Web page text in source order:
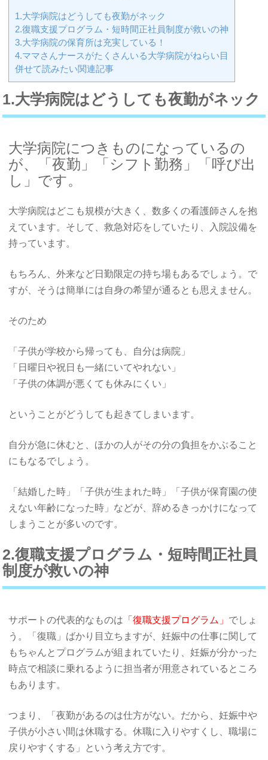
1.大学病院はどうしても夜勤がネック
2.復職支援プログラム・短時間正社員制度が救いの神
3.大学病院の保育所は充実している！
4.ママさんナースがたくさんいる大学病院がねらい目
併せて読みたい関連記事
1.大学病院はどうしても夜勤がネック
大学病院につきものになっているの
が、「夜勤」「シフト勤務」「呼び出
し」です。
大学病院はどこも規模が大きく、数多くの看護師さんを抱
えています。そして、救急対応をしていたり、入院設備を
持っています。
もちろん、外来など日勤限定の持ち場もあるでしょう。で
すが、そうは簡単には自身の希望が通るとも思えません。
そのため
「子供が学校から帰っても、自分は病院」
「日曜日や祝日も一緒にいてやれない」
「子供の体調が悪くても休みにくい」
ということがどうしても起きてしまいます。
自分が急に休むと、ほかの人がその分の負担をかぶること
にもなるでしょう。
「結婚した時」「子供が生まれた時」「子供が保育園の使
えない年齢になった時」などが、辞めるきっかけになって
しまうことが多いのです。
2.復職支援プログラム・短時間正社員
制度が救いの神
サポートの代表的なものは 「復職支援プログラム」 でしょ
う。「復職」ばかり目立ちますが、妊娠中の仕事に関して
もちゃんとプログラムが組まれていたり、妊娠が分かった
時点で相談に乗れるように担当者が用意されているところ
もあります。
つまり、「夜勤があるのは仕方がない。だから、妊娠中や
子供が小さい間は休職する。休職に入りやすくし、職場に
戻りやすくする」という考え方です。